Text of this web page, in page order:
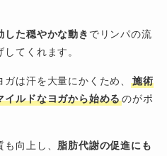
した穏やかな動き でリンパの流
てくれます。
は汗を大量にかくため、
施術
イルドなヨガから始めるのがポ
向上し、 脂肪代謝の促進にも